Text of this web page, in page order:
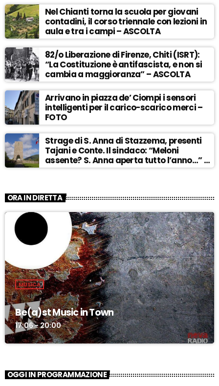
Nel Chianti torna la scuola per giovani
contadini, il corso triennale con lezioni in
aula e tra i campi – ASCOLTA
82/o Liberazione di Firenze, Chiti (ISRT):
“La Costituzione è antifascista, e non si
cambia a maggioranza” – ASCOLTA
Arrivano in piazza de’ Ciompi i sensori
intelligenti per il carico-scarico merci –
FOTO
Strage di S. Anna di Stazzema, presenti
Tajani e Conte. Il sindaco: “Meloni
assente? S. Anna aperta tutto l’anno…” –
ASCOLTA
ORA IN DIRETTA
MUSICA
Be(a)st Music in Town
17:06 - 20:00
OGGI IN PROGRAMMAZIONE